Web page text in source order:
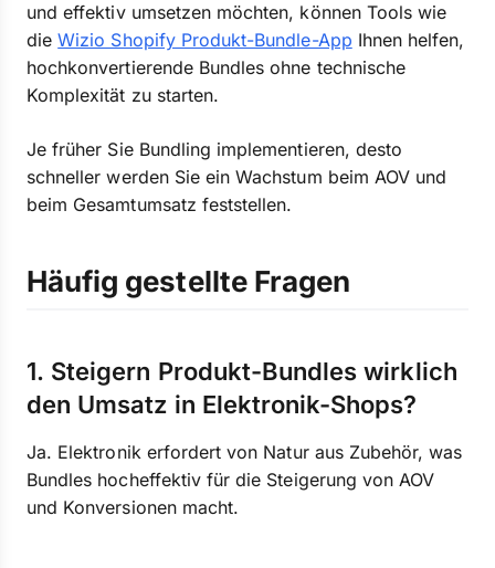
und effektiv umsetzen möchten, können Tools wie
dieWizio Shopify Produkt-Bundle-App Ihnen helfen,
hochkonvertierende Bundles ohne technische
Komplexität zu starten.
Je früher Sie Bundling implementieren, desto
schneller werden Sie ein Wachstum beim AOV und
beim Gesamtumsatz feststellen.
Häufig gestellte Fragen
1. Steigern Produkt-Bundles wirklich
den Umsatz in Elektronik-Shops?
Ja. Elektronik erfordert von Natur aus Zubehör, was
Bundles hocheffektiv für die Steigerung von AOV
und Konversionen macht.